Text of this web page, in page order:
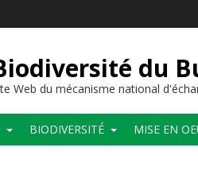
du
Web du mécanisme national
BIODIVERSITÉ MISE EN